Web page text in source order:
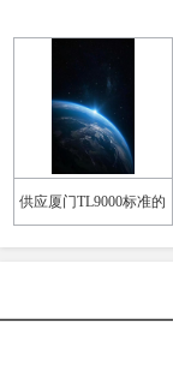
供应厦门TL9000标准的
实施步骤